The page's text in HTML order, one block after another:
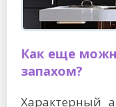
Как еще
запахом?
Характерный